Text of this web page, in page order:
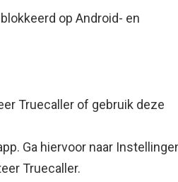
op Android- en
Truecaller of gebruik deze
Ga hiervoor naar
Truecaller.